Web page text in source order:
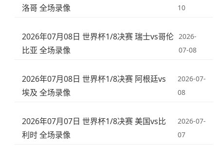
洛哥 全场录像
10
2026年07月08日 世界杯1/8决赛 瑞士vs哥伦
比亚 全场录像
2026-
07-08
2026年07月08日 世界杯1/8决赛 阿根廷vs
埃及 全场录像
2026-07-
08
2026年07月07日 世界杯1/8决赛 美国vs比
利时 全场录像
2026-07-
07